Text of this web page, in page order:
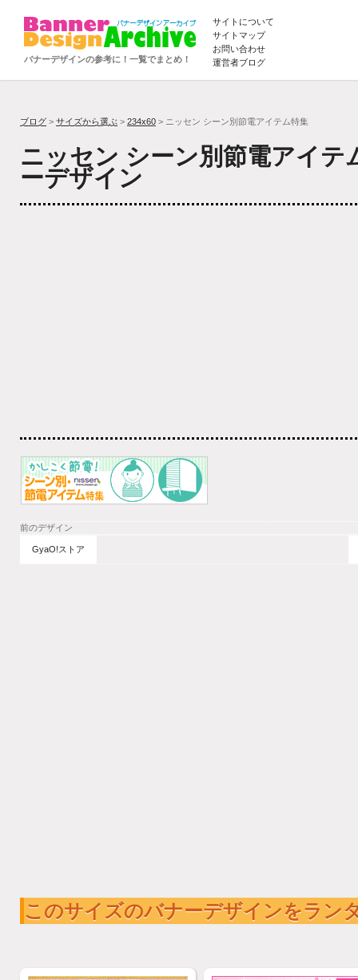
バナーデザインの参考に！一覧でまとめ！
サイトについて
サイトマップ
お問い合わせ
運営者ブログ
ブログ > サイズから選ぶ > 234x60 > ニッセン シーン別節電アイテム特集
ニッセン シーン別節電アイテ
ーデザイン
前のデザイン
GyaO!ストア
このサイズのバナーデザインをラン